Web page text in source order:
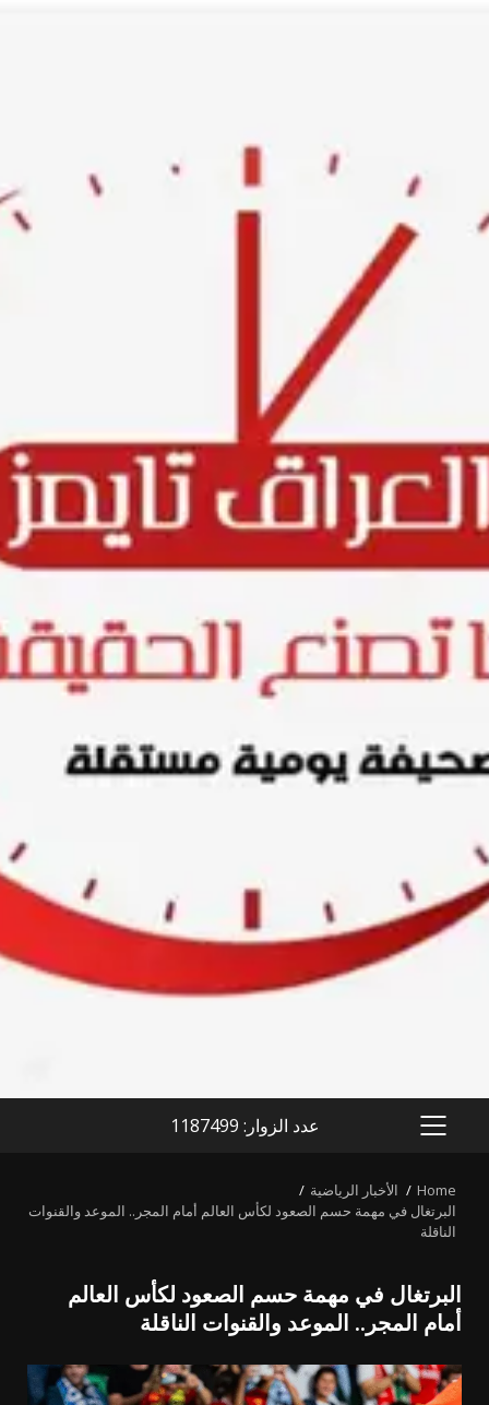
PRIMARY
عدد الزوار: 1187499
Home
الأخبار الرياضية
البرتغال في مهمة حسم الصعود لكأس العالم أمام المجر.. الموعد والقنوات
الناقلة
البرتغال في مهمة حسم الصعود لكأس العالم
أمام المجر.. الموعد والقنوات الناقلة